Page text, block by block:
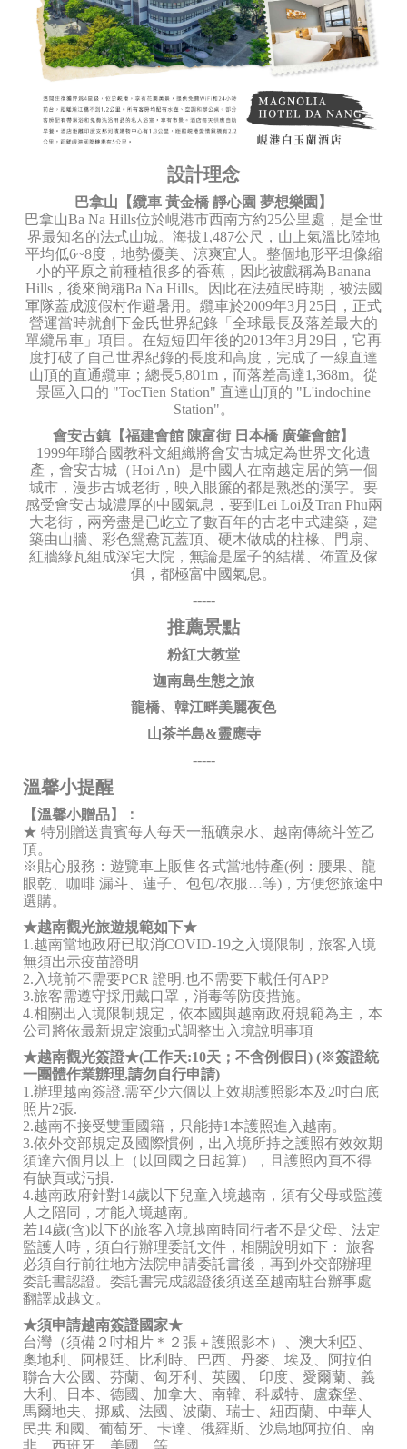
設計理念
巴拿山【纜車 黃金橋 靜心園 夢想樂園】
巴拿山Ba Na Hills位於峴港市西南方約25公里處，是全世
界最知名的法式山城。海拔1,487公尺，山上氣溫比陸地
平均低6~8度，地勢優美、涼爽宜人。整個地形平坦像縮
小的平原之前種植很多的香蕉，因此被戲稱為Banana
Hills，後來簡稱Ba Na Hills。因此在法殖民時期，被法國
軍隊蓋成渡假村作避暑用。纜車於2009年3月25日，正式
營運當時就創下金氏世界紀錄「全球最長及落差最大的
單纜吊車」項目。在短短四年後的2013年3月29日，它再
度打破了自己世界紀錄的長度和高度，完成了一線直達
山頂的直通纜車；總長5,801m，而落差高達1,368m。從
景區入口的 "TocTien Station" 直達山頂的 "L'indochine
Station"。
會安古鎮【福建會館 陳富街 日本橋 廣肇會館】
1999年聯合國教科文組織將會安古城定為世界文化遺
產，會安古城（Hoi An）是中國人在南越定居的第一個
城市，漫步古城老街，映入眼簾的都是熟悉的漢字。要
感受會安古城濃厚的中國氣息，要到Lei Loi及Tran Phu兩
大老街，兩旁盡是已屹立了數百年的古老中式建築，建
築由山牆、彩色鴛鴦瓦蓋頂、硬木做成的柱椽、門扇、
紅牆綠瓦組成深宅大院，無論是屋子的結構、佈置及傢
俱，都極富中國氣息。
-----
推薦景點
粉紅大教堂
迦南島生態之旅
龍橋、韓江畔美麗夜色
山茶半島&靈應寺
-----
溫馨小提醒
【溫馨小贈品】：
★ 特別贈送貴賓每人每天一瓶礦泉水、越南傳統斗笠乙
頂。
※貼心服務：遊覽車上販售各式當地特產(例：腰果、龍
眼乾、咖啡 漏斗、蓮子、包包/衣服…等)，方便您旅途中
選購。
★越南觀光旅遊規範如下★
1.越南當地政府已取消COVID-19之入境限制，旅客入境
無須出示疫苗證明
2.入境前不需要PCR 證明.也不需要下載任何APP
3.旅客需遵守採用戴口罩，消毒等防疫措施。
4.相關出入境限制規定，依本國與越南政府規範為主，本
公司將依最新規定滾動式調整出入境說明事項
★越南觀光簽證★(工作天:10天；不含例假日) (※簽證統
一團體作業辦理,請勿自行申請)
1.辦理越南簽證.需至少六個以上效期護照影本及2吋白底
照片2張.
2.越南不接受雙重國籍，只能持1本護照進入越南。
3.依外交部規定及國際慣例，出入境所持之護照有效效期
須達六個月以上（以回國之日起算），且護照內頁不得
有缺頁或污損.
4.越南政府針對14歲以下兒童入境越南，須有父母或監護
人之陪同，才能入境越南。
若14歲(含)以下的旅客入境越南時同行者不是父母、法定
監護人時，須自行辦理委託文件，相關說明如下： 旅客
必須自行前往地方法院申請委託書後，再到外交部辦理
委託書認證。委託書完成認證後須送至越南駐台辦事處
翻譯成越文。
★須申請越南簽證國家★
台灣（須備２吋相片＊２張＋護照影本）、澳大利亞、
奧地利、阿根廷、比利時、巴西、丹麥、埃及、阿拉伯
聯合大公國、芬蘭、匈牙利、英國、 印度、愛爾蘭、義
大利、日本、德國、加拿大、南韓、科威特、盧森堡、
馬爾地夫、挪威、法國、波蘭、瑞士、紐西蘭、中華人
民共 和國、葡萄牙、卡達、俄羅斯、沙烏地阿拉伯、南
非、西班牙、美國…等。